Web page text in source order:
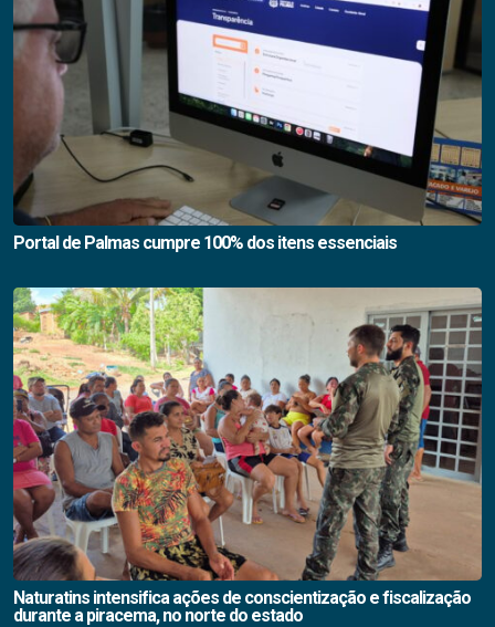
Portal de Palmas cumpre 100% dos itens essenciais
Naturatins intensifica ações de conscientização e fiscalização
durante a piracema, no norte do estado